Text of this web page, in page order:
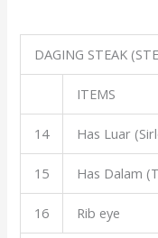
DAGING STEAK
ITEMS
14 Has Luar
15 Has Dalam
16 Rib eye